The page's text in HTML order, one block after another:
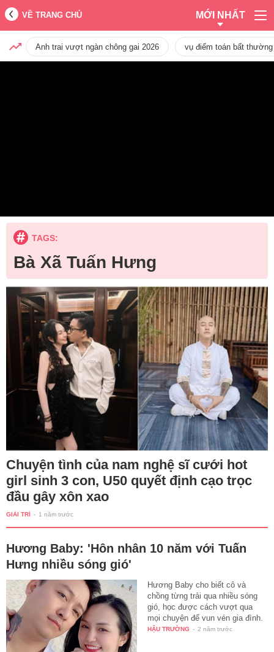
VỀ TRANG CHỦ MỚI NHẤT
Anh trai vượt ngàn chông gai 2026 vụ điểm toán bất
TAGS:
Bà Xã Tuấn Hưng
Chuyện tình của nam nghệ sĩ cưới hot
girl sinh 3 con, U50 quyết định cạo trọc
đầu gây xôn xao
GIẢI TRÍ - 1 năm trước
Hương Baby: 'Hôn nhân 10 năm với Tuấn
Hưng nhiều sóng gió'
Hương Baby cho biết cô và
chồng từng trải qua nhiều sóng
gió, học được cách vượt qua
mọi chuyện để vun vén gia đình.
HẬU TRƯỜNG - 2 năm trước